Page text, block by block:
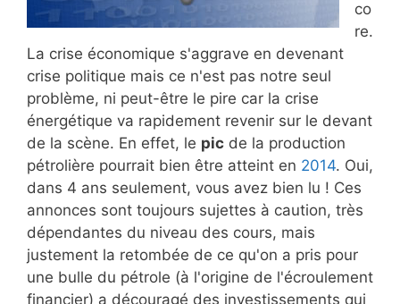
co
re.
La crise économique s'aggrave en devenant
crise politique mais ce n'est pas notre seul
problème, ni peut-être le pire car la crise
énergétique va rapidement revenir sur le devant
de la scène. En effet, le pic de la production
pétrolière pourrait bien être atteint en 2014. Oui,
dans 4 ans seulement, vous avez bien lu ! Ces
annonces sont toujours sujettes à caution, très
dépendantes du niveau des cours, mais
justement la retombée de ce qu'on a pris pour
une bulle du pétrole (à l'origine de l'écroulement
financier) a découragé des investissements qui